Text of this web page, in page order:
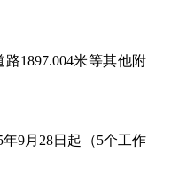
1897.004米等其他附
9月28日起（5个工作